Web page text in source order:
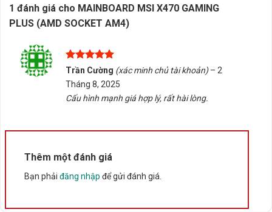
1 đánh giá cho MAINBOARD MSI X470 GAMING
PLUS (AMD SOCKET AM4)
Được xếp
sao
Trần Cường (xác minh chủ tài khoản) – 2
Tháng 8, 2025
Cấu hình mạnh giá hợp lý, rất hài lòng.
Thêm một đánh giá
Bạn phải đăng nhập để gửi đánh giá.